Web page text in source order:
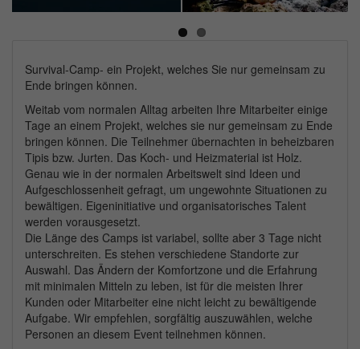
Next
Survival-Camp- ein Projekt, welches Sie nur gemeinsam zu
Ende bringen können.
Weitab vom normalen Alltag arbeiten Ihre Mitarbeiter einige
Tage an einem Projekt, welches sie nur gemeinsam zu Ende
bringen können. Die Teilnehmer übernachten in beheizbaren
Tipis bzw. Jurten. Das Koch- und Heizmaterial ist Holz.
Genau wie in der normalen Arbeitswelt sind Ideen und
Aufgeschlossenheit gefragt, um ungewohnte Situationen zu
bewältigen. Eigeninitiative und organisatorisches Talent
werden vorausgesetzt.
Die Länge des Camps ist variabel, sollte aber 3 Tage nicht
unterschreiten. Es stehen verschiedene Standorte zur
Auswahl. Das Ändern der Komfortzone und die Erfahrung
mit minimalen Mitteln zu leben, ist für die meisten Ihrer
Kunden oder Mitarbeiter eine nicht leicht zu bewältigende
Aufgabe. Wir empfehlen, sorgfältig auszuwählen, welche
Personen an diesem Event teilnehmen können.